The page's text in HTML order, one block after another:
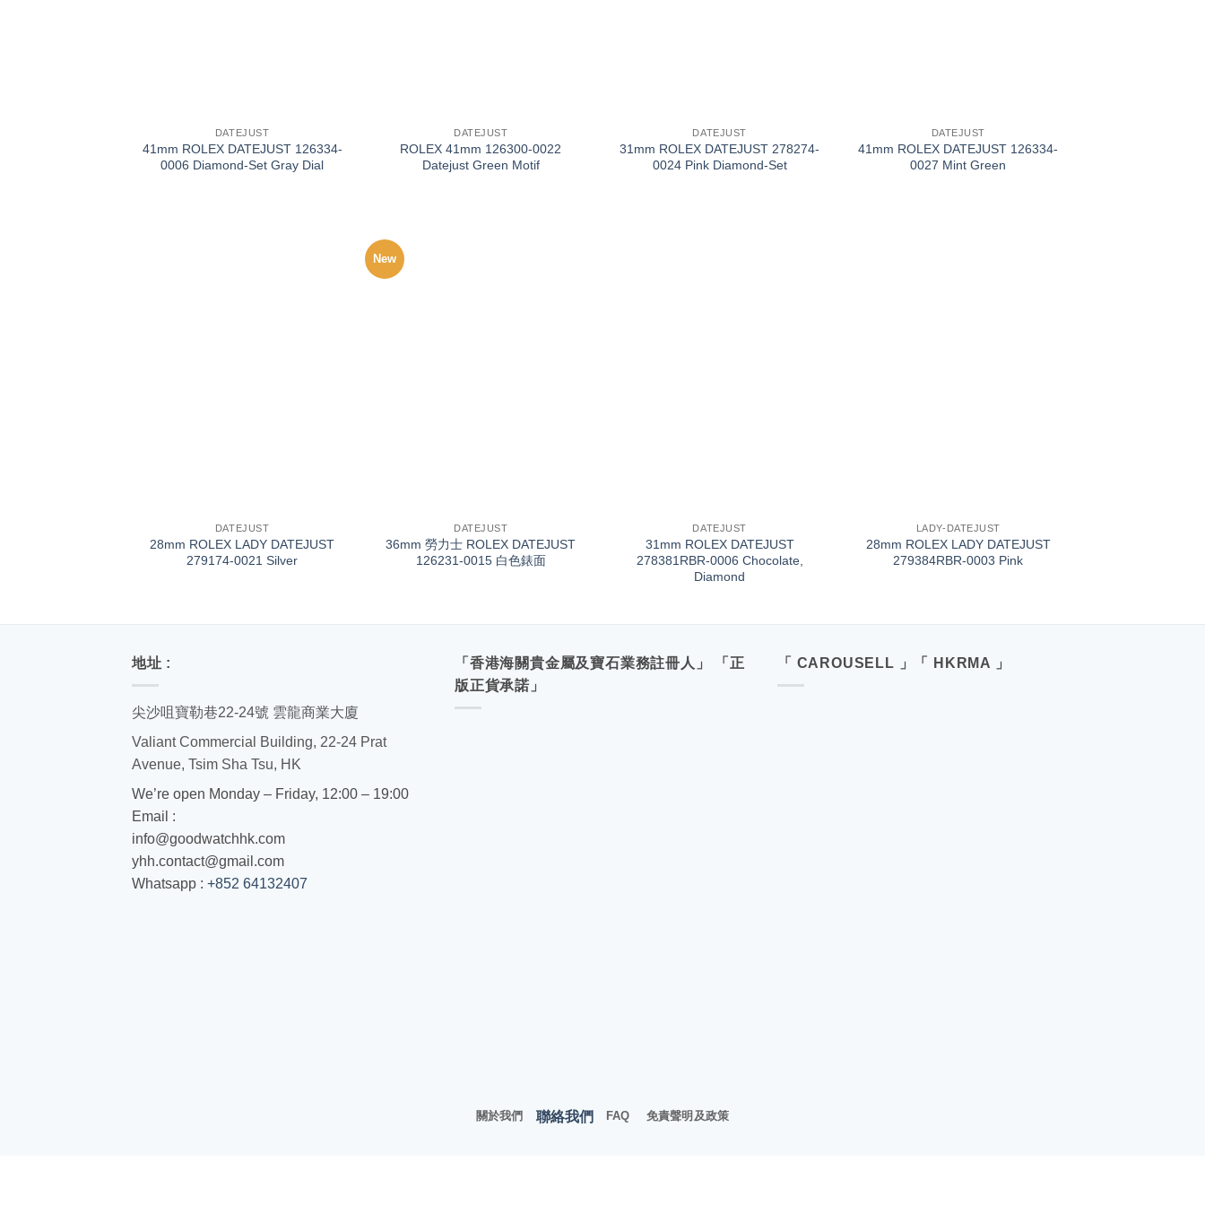
DATEJUST
41mm ROLEX DATEJUST 126334-
0006 Diamond-Set Gray Dial
DATEJUST
ROLEX 41mm 126300-0022
Datejust Green Motif
DATEJUST
31mm ROLEX DATEJUST 278274-
0024 Pink Diamond-Set
DATEJUST
41mm ROLEX DATEJUST 126334-
0027 Mint Green
DATEJUST
28mm ROLEX LADY DATEJUST
279174-0021 Silver
New
DATEJUST
36mm 勞力士 ROLEX DATEJUST
126231-0015 白色錶面
DATEJUST
31mm ROLEX DATEJUST
278381RBR-0006 Chocolate,
Diamond
LADY-DATEJUST
28mm ROLEX LADY DATEJUST
279384RBR-0003 Pink
地址 :
尖沙咀寶勒巷22-24號 雲龍商業大廈
Valiant Commercial Building, 22-24 Prat
Avenue, Tsim Sha Tsu, HK
We’re open Monday – Friday, 12:00 – 19:00
Email :
info@goodwatchhk.com
yhh.contact@gmail.com
Whatsapp : +852 64132407
「香港海關貴金屬及寶石業務註冊人」 「正
版正貨承諾」
「 CAROUSELL 」「 HKRMA 」
關於我們 聯絡我們 FAQ 免責聲明及政策